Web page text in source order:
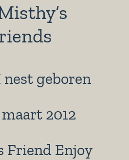
geboren
2012
Friend Enjoy